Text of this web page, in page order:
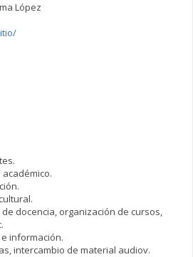
López
docencia, organización de cursos,
información.
intercambio de material audiov.